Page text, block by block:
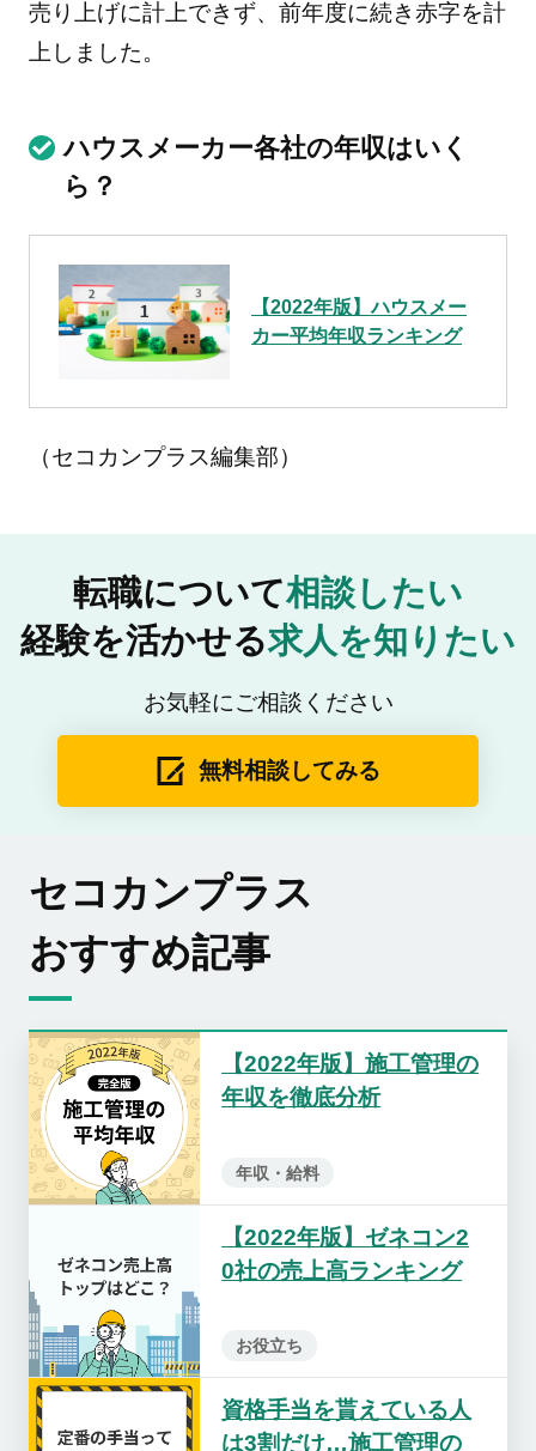
売り上げに計上できず、前年度に続き赤字を計
上しました。
ハウスメーカー各社の年収はいく
ら？
【2022年版】ハウスメー
カー平均年収ランキング
（セコカンプラス編集部）
転職について相談したい
経験を活かせる求人を知りたい
お気軽にご相談ください
無料相談してみる
セコカンプラス
おすすめ記事
【2022年版】施工管理の
年収を徹底分析
年収・給料
【2022年版】ゼネコン2
0社の売上高ランキング
お役立ち
資格手当を貰えている人
は3割だけ…施工管理の